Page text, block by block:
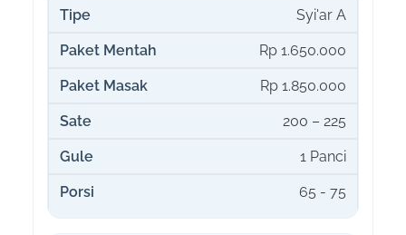
Syi'ar A
Rp 1.650.000
Rp 1.850.000
200 – 225
1 Panci
65 - 75